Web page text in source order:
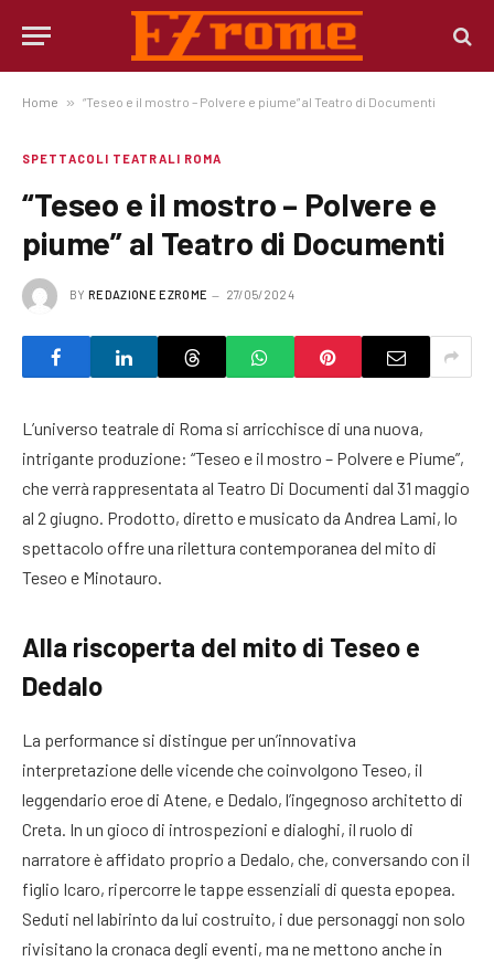
Home » “Teseo e il mostro – Polvere e piume” al Teatro di Documenti
SPETTACOLI TEATRALI ROMA
“Teseo e il mostro – Polvere e
piume” al Teatro di Documenti
BY REDAZIONE EZROME 27/05/2024
L’universo teatrale di Roma si arricchisce di una nuova,
intrigante produzione: “Teseo e il mostro – Polvere e Piume”,
che verrà rappresentata al Teatro Di Documenti dal 31 maggio
al 2 giugno. Prodotto, diretto e musicato da Andrea Lami, lo
spettacolo offre una rilettura contemporanea del mito di
Teseo e Minotauro.
Alla riscoperta del mito di Teseo e
Dedalo
La performance si distingue per un’innovativa
interpretazione delle vicende che coinvolgono Teseo, il
leggendario eroe di Atene, e Dedalo, l’ingegnoso architetto di
Creta. In un gioco di introspezioni e dialoghi, il ruolo di
narratore è affidato proprio a Dedalo, che, conversando con il
figlio Icaro, ripercorre le tappe essenziali di questa epopea.
Seduti nel labirinto da lui costruito, i due personaggi non solo
rivisitano la cronaca degli eventi, ma ne mettono anche in